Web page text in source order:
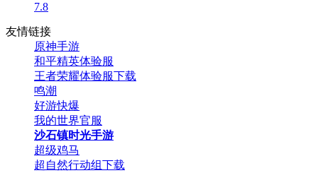
7.8
友情链接
原神手游
和平精英体验服
王者荣耀体验服下载
鸣潮
好游快爆
我的世界官服
沙石镇时光手游
超级鸡马
超自然行动组下载